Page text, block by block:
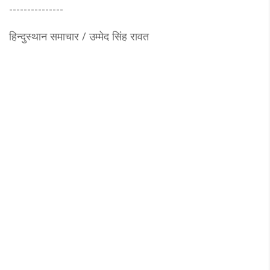
---------------
हिन्दुस्थान समाचार / उम्मेद सिंह रावत